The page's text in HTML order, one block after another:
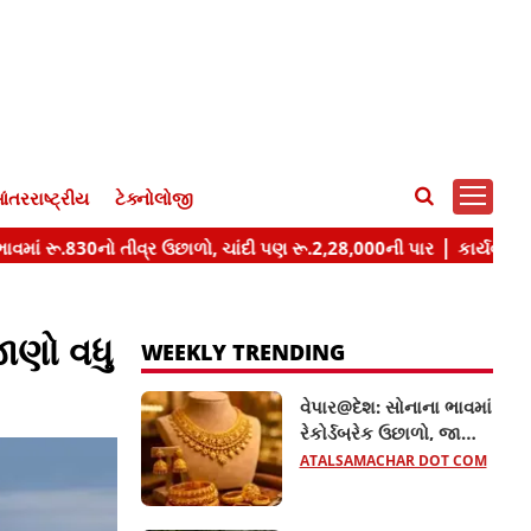
ટેક્નોલોજી
વધુ WEEKLY TRENDING
વેપાર@દેશ: સોનાના ભાવમાં
રેકોર્ડબ્રેક ઉછાળો, જાણો
22 અને 24 કેરેટના તાજા
ATALSAMACHAR DOT COM